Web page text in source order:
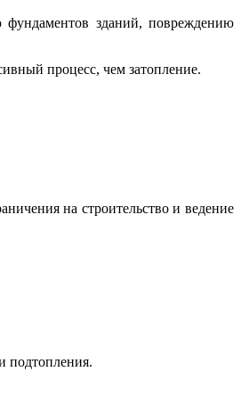
фундаментов зданий, повреждению
процесс, чем затопление.
на строительство и ведение
подтопления.